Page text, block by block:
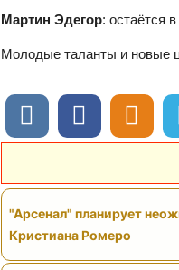
Мартин Эдегор: остаётся
Молодые таланты и новые
"Арсенал" планирует
Кристиана Ромеро